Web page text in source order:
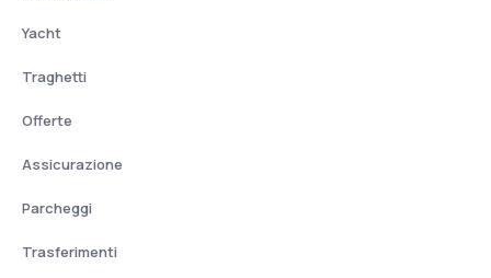
Yacht
Traghetti
Offerte
Assicurazione
Parcheggi
Trasferimenti